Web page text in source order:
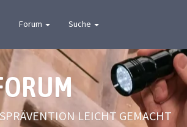
Forum Suche
LEICHT GEMACHT